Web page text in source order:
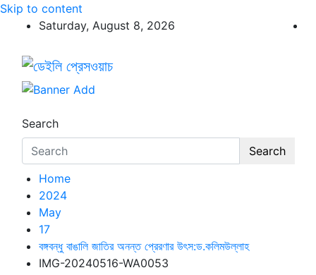
Skip to content
Saturday, August 8, 2026
ডেইলি প্রেসওয়াচ
ডেইলি প্রেসওয়াচ মুক্তিযুদ্ধের চেতনায় উদ্বুদ্ধ মুখপত্র
Search
Search
Home
2024
May
17
বঙ্গবন্ধু বাঙালি জাতির অনন্ত প্রেরণার উৎস:ড.কলিমউল্লাহ
IMG-20240516-WA0053